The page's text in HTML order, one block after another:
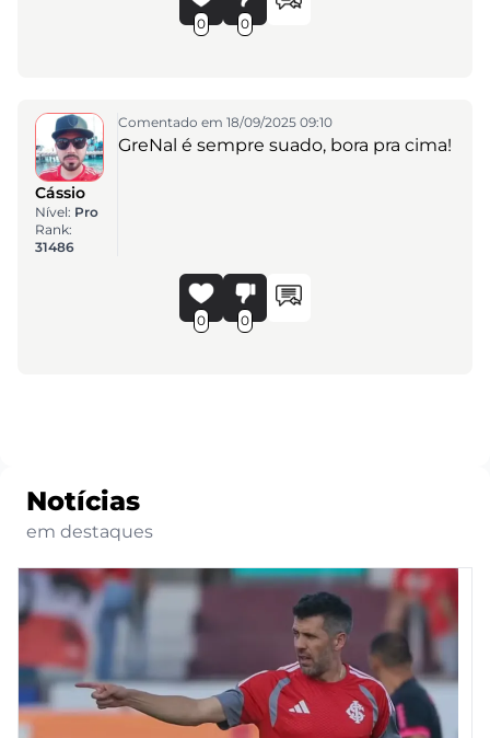
0 0
Cássio
Nível: Pro
Rank:
31486
Comentado em 18/09/2025 09:10
GreNal é sempre suado, bora pra cima!
0 0
Notícias
em destaques